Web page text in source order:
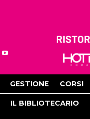
GESTIONE CORSI
IL BIBLIOTECARIO